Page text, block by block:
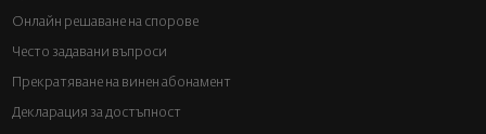
Онлайн решаване на спорове
Често задавани въпроси
Прекратяване на винен абонамент
Декларация за достъпност